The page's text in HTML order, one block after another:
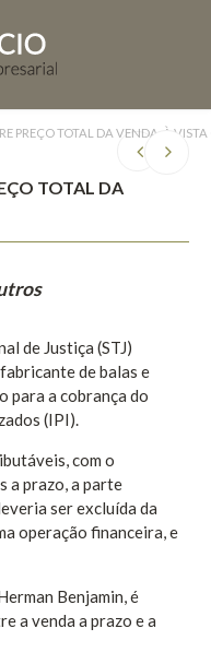
PREÇO TOTAL DA VENDA, À
TOTAL DA
de Justiça (STJ)
de balas e
para a cobrança do
(IPI).
com o
a prazo, a parte
ser excluída da
operação financeira, e
Benjamin, é
a venda a prazo e a